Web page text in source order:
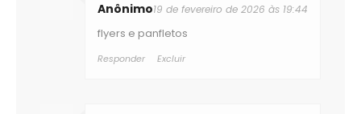
Anônimo19 de fevereiro de 2026 às 19:44
flyers e panfletos
Responder Excluir